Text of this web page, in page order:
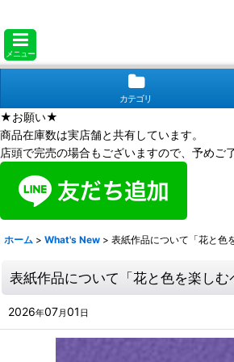
メニュー
カテゴリ
★お願い★
商品在庫数は実店舗と共有しています。
店頭で完売の場合もございますので、予めご
ホーム > What's New > 表紙作品について「花と色
表紙作品について「花と色を楽しむ
2026年07月01 日